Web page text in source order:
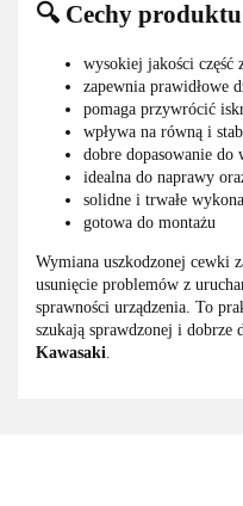
🔍 Cechy
wysokiej jakości część
zapewnia prawidłowe
pomaga przywrócić
wpływa na równą i
dobre dopasowanie do
idealna do naprawy
solidne i trwałe
gotowa do montażu
Wymiana uszkodzonej cewki
usunięcie problemów z
sprawności urządzenia. To
szukają sprawdzonej i dobrze
Kawasaki.